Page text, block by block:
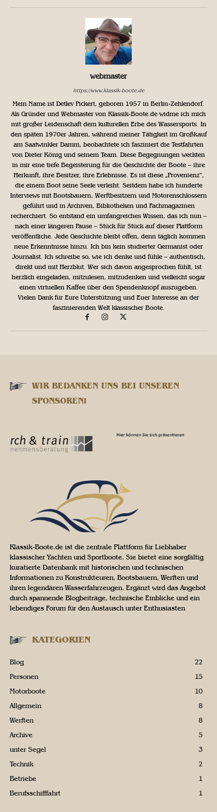
webmaster
https://www.klassik-boote.de
Mein Name ist Detlev Pickert, geboren 1957 in Berlin-Zehlendorf.
Als Gründer und Webmaster von Klassik-Boote.de widme ich mich
mit großer Leidenschaft dem kulturellen Erbe des Wassersports. In
den späten 1970er Jahren, während meiner Tätigkeit im Großkauf
am Saatwinkler Damm, beobachtete ich fasziniert die Testfahrten
von Dieter König und seinem Team. Diese Begegnungen weckten
in mir eine tiefe Begeisterung für die Geschichte der Boote – ihre
Herkunft, ihre Besitzer, ihre Erlebnisse. Es ist diese „Provenienz“,
die einem Boot seine Seele verleiht. Seitdem habe ich hunderte
Interviews mit Bootsbauern, Werftbesitzern und Motorenschlossern
geführt und in Archiven, Bibliotheken und Fachmagazinen
recherchiert. So entstand ein umfangreiches Wissen, das ich nun –
nach einer längeren Pause – Stück für Stück auf dieser Plattform
veröffentliche. Jede Geschichte bleibt offen, denn täglich kommen
neue Erkenntnisse hinzu. Ich bin kein studierter Germanist oder
Journalist. Ich schreibe so, wie ich denke und fühle – authentisch,
direkt und mit Herzblut. Wer sich davon angesprochen fühlt, ist
herzlich eingeladen, mitzulesen, mitzudenken und vielleicht sogar
einen virtuellen Kaffee über den Spendenknopf auszugeben.
Vielen Dank für Eure Unterstützung und Euer Interesse an der
faszinierenden Welt klassischer Boote.
WIR BEDANKEN UNS BEI UNSEREN
SPONSOREN!
Klassik-Boote.de ist die zentrale Plattform für Liebhaber
klassischer Yachten und Sportboote. Sie bietet eine sorgfältig
kuratierte Datenbank mit historischen und technischen
Informationen zu Konstrukteuren, Bootsbauern, Werften und
ihren legendären Wasserfahrzeugen. Ergänzt wird das Angebot
durch spannende Blogbeiträge, technische Einblicke und ein
lebendiges Forum für den Austausch unter Enthusiasten
KATEGORIEN
Blog
22
Personen
15
Motorboote
10
Allgemein
8
Werften
8
Archive
5
unter Segel
3
Technik
2
Betriebe
1
Berufsschifffahrt
1